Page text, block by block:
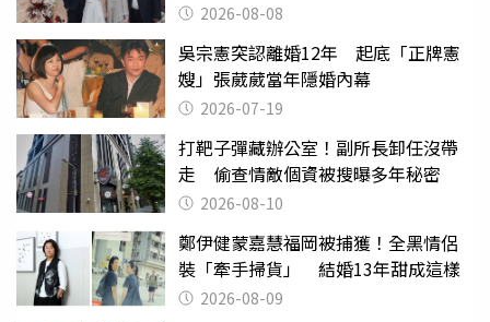
2026-08-08
吳宗憲突認離婚12年 起底「正牌憲
嫂」張葳葳當年隱婚內幕
2026-07-19
打靶子彈藏辦公室！副所長卸任沒帶
走 偷查情敵個資被搜曝多年秘密
2026-08-10
鄭伊健蒙嘉慧福岡被捕獲！全黑情侶
裝「牽手掃貨」 結婚13年甜成這樣
2026-08-09